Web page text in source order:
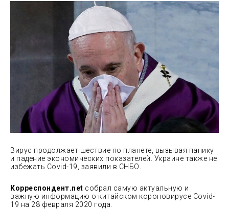
Вирус продолжает шествие по планете, вызывая панику
и падение экономических показателей. Украине также не
избежать Covid-19, заявили в СНБО.
Корреспондент.net собрал самую актуальную и
важную информацию о китайском короновирусе Covid-
19 на 28 февраля 2020 года.